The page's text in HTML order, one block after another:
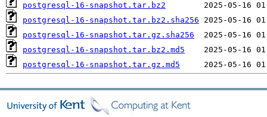
postgresql-16-snapshot.tar.bz2
postgresql-16-snapshot.tar.bz2.sha256
postgresql-16-snapshot.tar.gz.sha256
postgresql-16-snapshot.tar.bz2.md5
postgresql-16-snapshot.tar.gz.md5